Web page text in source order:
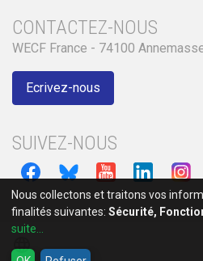
CONTACTEZ-NOUS
WECF France - 74100
Ecrivez-nous
SUIVEZ-NOUS
language
Nous collectons et traitons vos
finalités suivantes: Sécurité,
suite...